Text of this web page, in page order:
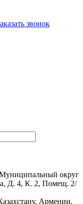
звонок
округ
Д. 4, К. 2, Помещ. 2/
Армении,